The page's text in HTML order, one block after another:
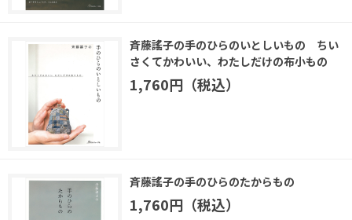
斉藤謠子の手のひらのいとしいもの ちい
さくてかわいい、わたしだけの布小もの
1,760円（税込）
斉藤謠子の手のひらのたからもの
1,760円（税込）